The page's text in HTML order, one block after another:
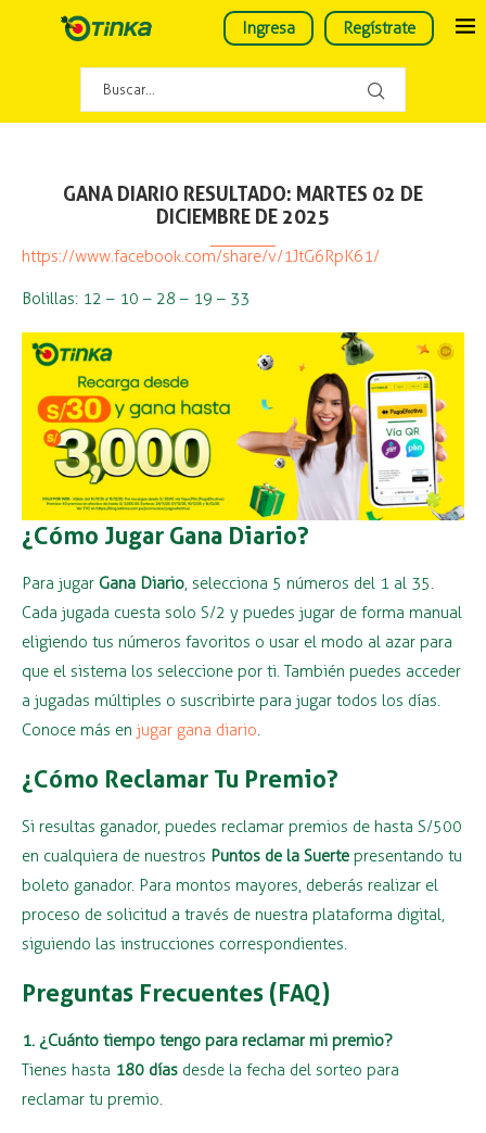
Ingresa Regístrate
GANA DIARIO RESULTADO: MARTES 02 DE
DICIEMBRE DE 2025
https://www.facebook.com/share/v/1JtG6RpK61/
Bolillas: 12 – 10 – 28 – 19 – 33
¿Cómo Jugar Gana Diario?
Para jugar Gana Diario, selecciona 5 números del 1 al 35.
Cada jugada cuesta solo S/2 y puedes jugar de forma manual
eligiendo tus números favoritos o usar el modo al azar para
que el sistema los seleccione por ti. También puedes acceder
a jugadas múltiples o suscribirte para jugar todos los días.
Conoce más en jugar gana diario.
¿Cómo Reclamar Tu Premio?
Si resultas ganador, puedes reclamar premios de hasta S/500
en cualquiera de nuestros Puntos de la Suerte presentando tu
boleto ganador. Para montos mayores, deberás realizar el
proceso de solicitud a través de nuestra plataforma digital,
siguiendo las instrucciones correspondientes.
Preguntas Frecuentes (FAQ)
1. ¿Cuánto tiempo tengo para reclamar mi premio?
Tienes hasta 180 días desde la fecha del sorteo para
reclamar tu premio.